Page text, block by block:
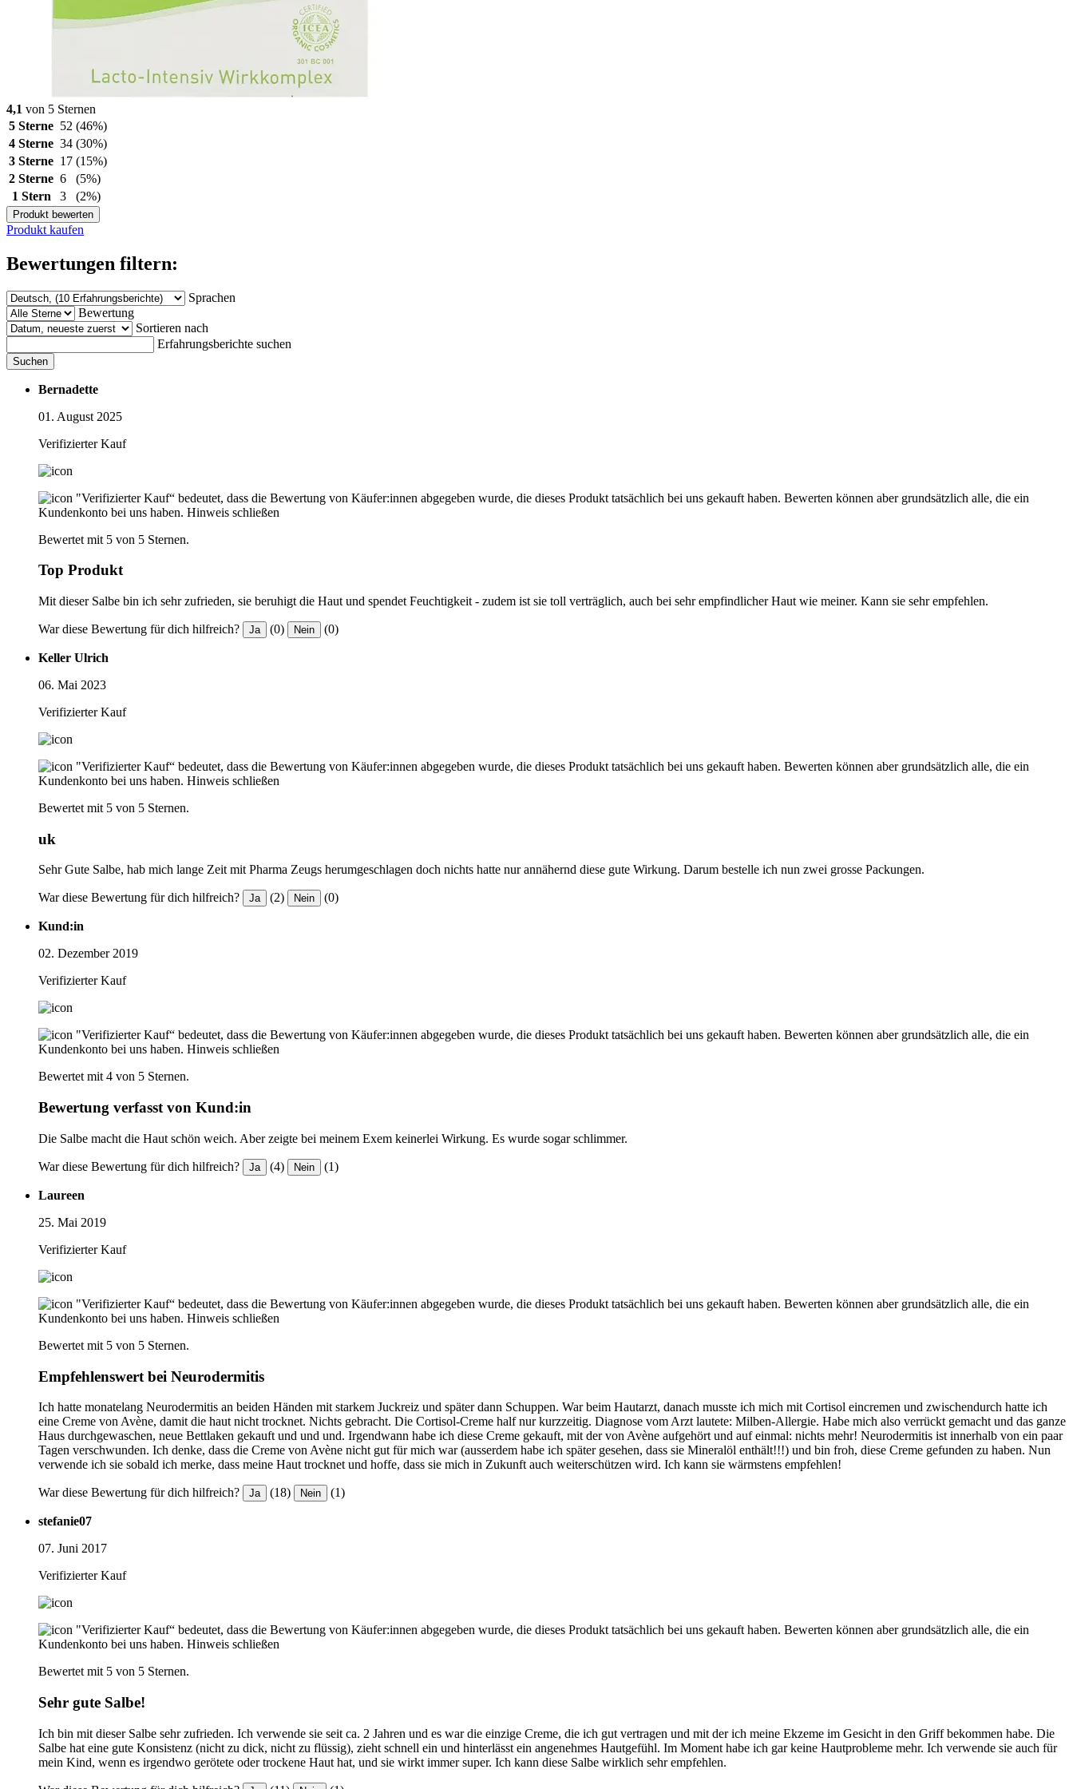
4,1 von 5 Sternen
5 Sterne 52 (46%)
4 Sterne 34 (30%)
3 Sterne 17 (15%)
2 Sterne 6
(5%)
1 Stern
3 (2%)
Produkt bewerten
Produkt kaufen
Bewertungen filtern:
Sprachen
Bewertung
Sortieren nach
Erfahrungsberichte suchen
Suchen
Bernadette
01. August 2025
Verifizierter Kauf
"Verifizierter Kauf“ bedeutet, dass die Bewertung von Käufer:innen abgegeben wurde, die dieses Produkt tatsächlich bei uns gekauft haben. Bewerten können aber grundsätzlich alle, die ein
Kundenkonto bei uns haben. Hinweis schließen
Bewertet mit 5 von 5 Sternen.
Top Produkt
Mit dieser Salbe bin ich sehr zufrieden, sie beruhigt die Haut und spendet Feuchtigkeit - zudem ist sie toll verträglich, auch bei sehr empfindlicher Haut wie meiner. Kann sie sehr empfehlen.
War diese Bewertung für dich hilfreich? Ja (0) Nein (0)
Keller Ulrich
06. Mai 2023
Verifizierter Kauf
"Verifizierter Kauf“ bedeutet, dass die Bewertung von Käufer:innen abgegeben wurde, die dieses Produkt tatsächlich bei uns gekauft haben. Bewerten können aber grundsätzlich alle, die ein
Kundenkonto bei uns haben. Hinweis schließen
Bewertet mit 5 von 5 Sternen.
uk
Sehr Gute Salbe, hab mich lange Zeit mit Pharma Zeugs herumgeschlagen doch nichts hatte nur annähernd diese gute Wirkung. Darum bestelle ich nun zwei grosse Packungen.
War diese Bewertung für dich hilfreich? Ja (2) Nein (0)
Kund:in
02. Dezember 2019
Verifizierter Kauf
"Verifizierter Kauf“ bedeutet, dass die Bewertung von Käufer:innen abgegeben wurde, die dieses Produkt tatsächlich bei uns gekauft haben. Bewerten können aber grundsätzlich alle, die ein
Kundenkonto bei uns haben. Hinweis schließen
Bewertet mit 4 von 5 Sternen.
Bewertung verfasst von Kund:in
Die Salbe macht die Haut schön weich. Aber zeigte bei meinem Exem keinerlei Wirkung. Es wurde sogar schlimmer.
War diese Bewertung für dich hilfreich? Ja (4) Nein (1)
Laureen
25. Mai 2019
Verifizierter Kauf
"Verifizierter Kauf“ bedeutet, dass die Bewertung von Käufer:innen abgegeben wurde, die dieses Produkt tatsächlich bei uns gekauft haben. Bewerten können aber grundsätzlich alle, die ein
Kundenkonto bei uns haben. Hinweis schließen
Bewertet mit 5 von 5 Sternen.
Empfehlenswert bei Neurodermitis
Ich hatte monatelang Neurodermitis an beiden Händen mit starkem Juckreiz und später dann Schuppen. War beim Hautarzt, danach musste ich mich mit Cortisol eincremen und zwischendurch hatte ich
eine Creme von Avène, damit die haut nicht trocknet. Nichts gebracht. Die Cortisol-Creme half nur kurzzeitig. Diagnose vom Arzt lautete: Milben-Allergie. Habe mich also verrückt gemacht und das ganze
Haus durchgewaschen, neue Bettlaken gekauft und und und. Irgendwann habe ich diese Creme gekauft, mit der von Avène aufgehört und auf einmal: nichts mehr! Neurodermitis ist innerhalb von ein paar
Tagen verschwunden. Ich denke, dass die Creme von Avène nicht gut für mich war (ausserdem habe ich später gesehen, dass sie Mineralöl enthält!!!) und bin froh, diese Creme gefunden zu haben. Nun
verwende ich sie sobald ich merke, dass meine Haut trocknet und hoffe, dass sie mich in Zukunft auch weiterschützen wird. Ich kann sie wärmstens empfehlen!
War diese Bewertung für dich hilfreich? Ja (18) Nein (1)
stefanie07
07. Juni 2017
Verifizierter Kauf
"Verifizierter Kauf“ bedeutet, dass die Bewertung von Käufer:innen abgegeben wurde, die dieses Produkt tatsächlich bei uns gekauft haben. Bewerten können aber grundsätzlich alle, die ein
Kundenkonto bei uns haben. Hinweis schließen
Bewertet mit 5 von 5 Sternen.
Sehr gute Salbe!
Ich bin mit dieser Salbe sehr zufrieden. Ich verwende sie seit ca. 2 Jahren und es war die einzige Creme, die ich gut vertragen und mit der ich meine Ekzeme im Gesicht in den Griff bekommen habe. Die
Salbe hat eine gute Konsistenz (nicht zu dick, nicht zu flüssig), zieht schnell ein und hinterlässt ein angenehmes Hautgefühl. Im Moment habe ich gar keine Hautprobleme mehr. Ich verwende sie auch für
mein Kind, wenn es irgendwo gerötete oder trockene Haut hat, und sie wirkt immer super. Ich kann diese Salbe wirklich sehr empfehlen.